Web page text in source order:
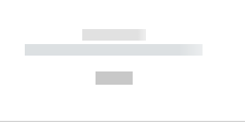
------------
----------- ----------- ----------